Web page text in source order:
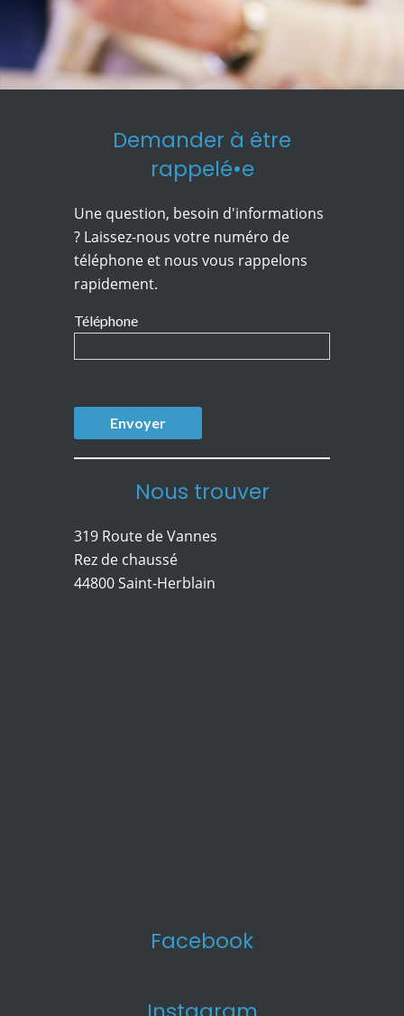
Demander à être
rappelé•e
Une question, besoin d'informations
? Laissez-nous votre numéro de
téléphone et nous vous rappelons
rapidement.
Téléphone
Nous trouver
319 Route de Vannes
Rez de chaussé
44800 Saint-Herblain
Facebook